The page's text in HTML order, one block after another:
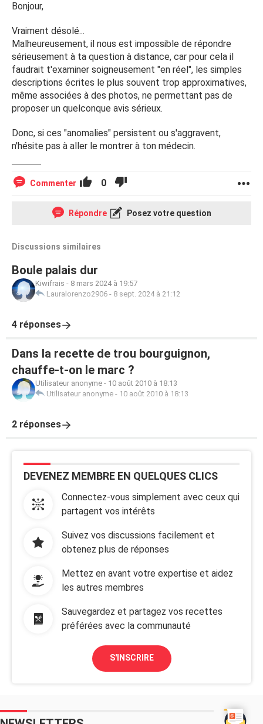
Bonjour,
Vraiment désolé...
Malheureusement, il nous est impossible de répondre
sérieusement à ta question à distance, car pour cela il
faudrait t'examiner soigneusement "en réel", les simples
descriptions écrites le plus souvent trop approximatives,
même associées à des photos, ne permettant pas de
proposer un quelconque avis sérieux.
Donc, si ces "anomalies" persistent ou s'aggravent,
n'hésite pas à aller le montrer à ton médecin.
Commenter 0
Répondre Posez votre question
Discussions similaires
Boule palais dur
Kiwifrais - 8 mars 2024 à 19:57
Lauralorenzo2906 - 8 sept. 2024 à 21:12
4 réponses
Dans la recette de trou bourguignon,
chauffe-t-on le marc ?
Utilisateur anonyme - 10 août 2010 à 18:13
Utilisateur anonyme - 10 août 2010 à 18:13
2 réponses
DEVENEZ MEMBRE EN QUELQUES CLICS
Connectez-vous simplement avec ceux qui
partagent vos intérêts
Suivez vos discussions facilement et
obtenez plus de réponses
Mettez en avant votre expertise et aidez
les autres membres
Sauvegardez et partagez vos recettes
préférées avec la communauté
S'INSCRIRE